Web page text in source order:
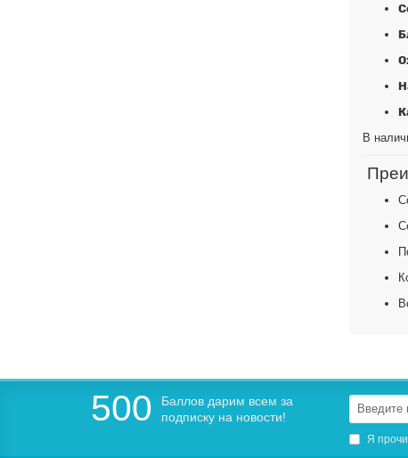
В
500
Баллов дарим всем за
подписку на новости!
Я